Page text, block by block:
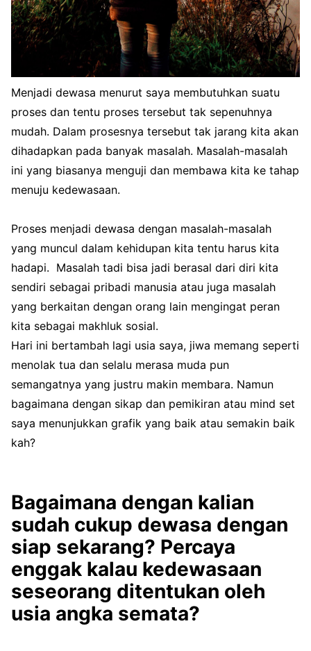
Menjadi dewasa menurut saya membutuhkan suatu
proses dan tentu proses tersebut tak sepenuhnya
mudah. Dalam prosesnya tersebut tak jarang kita akan
dihadapkan pada banyak masalah. Masalah-masalah
ini yang biasanya menguji dan membawa kita ke tahap
menuju kedewasaan.
Proses menjadi dewasa dengan masalah-masalah
yang muncul dalam kehidupan kita tentu harus kita
hadapi. Masalah tadi bisa jadi berasal dari diri kita
sendiri sebagai pribadi manusia atau juga masalah
yang berkaitan dengan orang lain mengingat peran
kita sebagai makhluk sosial.
Hari ini bertambah lagi usia saya, jiwa memang seperti
menolak tua dan selalu merasa muda pun
semangatnya yang justru makin membara. Namun
bagaimana dengan sikap dan pemikiran atau mind set
saya menunjukkan grafik yang baik atau semakin baik
kah?
Bagaimana dengan kalian
sudah cukup dewasa dengan
siap sekarang? Percaya
enggak kalau kedewasaan
seseorang ditentukan oleh
usia angka semata?